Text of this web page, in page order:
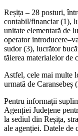
Reșița – 28 posturi,
contabil/financiar (1),
unitate elementară de
operator
sudor (3), lucrător
tăierea materialelor de
Astfel, cele mai multe
urmată de
Pentru informații
Agenției Județene
la sediul din Reșița,
ale agenției. Datele de